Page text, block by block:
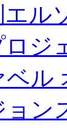
ル
ロジ
ベル
ョン